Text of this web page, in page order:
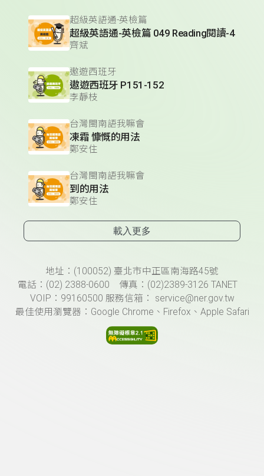
超級英語通-英檢篇
超級英語通-英檢篇 049 Reading閱讀-4
齊斌
遨遊西班牙
遨遊西班牙 P151-152
李靜枝
台灣閩南語我嘛會
凍霜 慷慨的用法
鄭安住
台灣閩南語我嘛會
到的用法
鄭安住
載入更多
頁尾資訊地址：(100052) 臺北市中正區南海路45號
電話：(02) 2388-0600 傳真：(02)2389-3126 TANET
VOIP：99160500 服務信箱： service@ner.gov.tw
最佳使用瀏覽器：Google Chrome、Firefox、Apple Safari